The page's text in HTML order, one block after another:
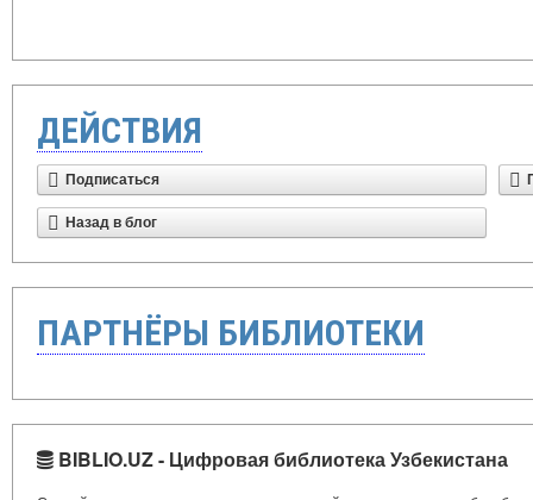
ДЕЙСТВИЯ
Подписаться
Назад в блог
ПАРТНЁРЫ БИБЛИОТЕКИ
BIBLIO.UZ - Цифровая библиотека Узбекистана